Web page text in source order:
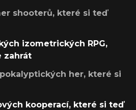
shooterů, které si teď
izometrických RPG,
zahrát
her, které si
kooperací, které si teď